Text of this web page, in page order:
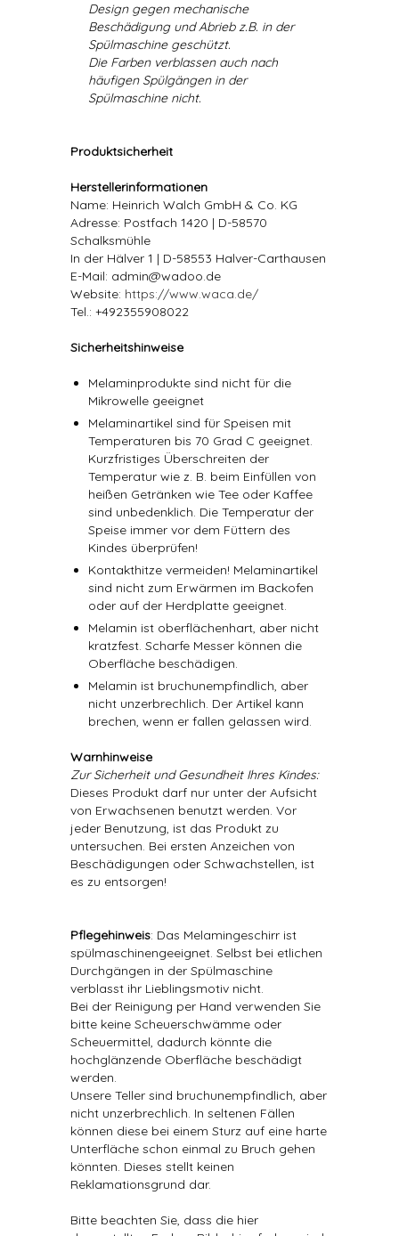
Design gegen mechanische
Beschädigung und Abrieb z.B. in der
Spülmaschine geschützt.
Die Farben verblassen auch nach
häufigen Spülgängen in der
Spülmaschine nicht.
Produktsicherheit
Herstellerinformationen
Name: Heinrich Walch GmbH & Co. KG
Adresse: Postfach 1420 | D-58570
Schalksmühle
In der Hälver 1 | D-58553 Halver-Carthausen
E-Mail: admin@wadoo.de
Website: https://www.waca.de/
Tel.: +492355908022
Sicherheitshinweise
Melaminprodukte sind nicht für die
Mikrowelle geeignet
Melaminartikel sind für Speisen mit
Temperaturen bis 70 Grad C geeignet.
Kurzfristiges Überschreiten der
Temperatur wie z. B. beim Einfüllen von
heißen Getränken wie Tee oder Kaffee
sind unbedenklich. Die Temperatur der
Speise immer vor dem Füttern des
Kindes überprüfen!
Kontakthitze vermeiden! Melaminartikel
sind nicht zum Erwärmen im Backofen
oder auf der Herdplatte geeignet.
Melamin ist oberflächenhart, aber nicht
kratzfest. Scharfe Messer können die
Oberfläche beschädigen.
Melamin ist bruchunempfindlich, aber
nicht unzerbrechlich. Der Artikel kann
brechen, wenn er fallen gelassen wird.
Warnhinweise
Zur Sicherheit und Gesundheit Ihres Kindes:
Dieses Produkt darf nur unter der Aufsicht
von Erwachsenen benutzt werden. Vor
jeder Benutzung, ist das Produkt zu
untersuchen. Bei ersten Anzeichen von
Beschädigungen oder Schwachstellen, ist
es zu entsorgen!
Pflegehinweis: Das Melamingeschirr ist
spülmaschinengeeignet. Selbst bei etlichen
Durchgängen in der Spülmaschine
verblasst ihr Lieblingsmotiv nicht.
Bei der Reinigung per Hand verwenden Sie
bitte keine Scheuerschwämme oder
Scheuermittel, dadurch könnte die
hochglänzende Oberfläche beschädigt
werden.
Unsere Teller sind bruchunempfindlich, aber
nicht unzerbrechlich. In seltenen Fällen
können diese bei einem Sturz auf eine harte
Unterfläche schon einmal zu Bruch gehen
könnten. Dieses stellt keinen
Reklamationsgrund dar.
Bitte beachten Sie, dass die hier